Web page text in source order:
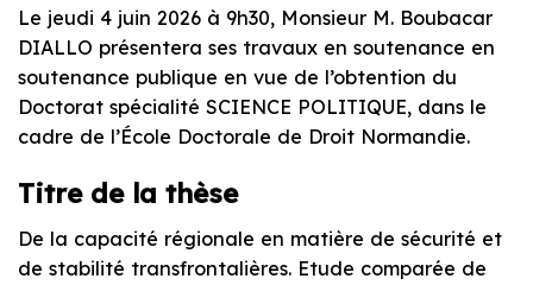
Le jeudi 4 juin 2026 à 9h30, Monsieur M. Boubacar
DIALLO présentera ses travaux en soutenance en
soutenance publique en vue de l’obtention du
Doctorat spécialité SCIENCE POLITIQUE, dans le
cadre de l’École Doctorale de Droit Normandie.
Titre de la thèse
De la capacité régionale en matière de sécurité et
de stabilité transfrontalières. Etude comparée de